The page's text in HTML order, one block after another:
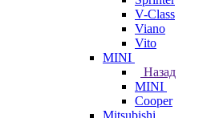
V-Class
Viano
Vito
MINI
Назад
MINI
Cooper
Mitsubishi